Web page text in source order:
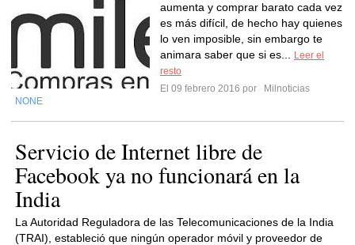
aumenta y comprar barato cada vez
es más difícil, de hecho hay quienes
lo ven imposible, sin embargo te
animara saber que si es...
Leer el
resto
El 09 febrero 2016 por
Milnoticias
NONE
Servicio de Internet libre de
Facebook ya no funcionará en la
India
La Autoridad Reguladora de las Telecomunicaciones de la India
(TRAI), estableció que ningún operador móvil y proveedor de